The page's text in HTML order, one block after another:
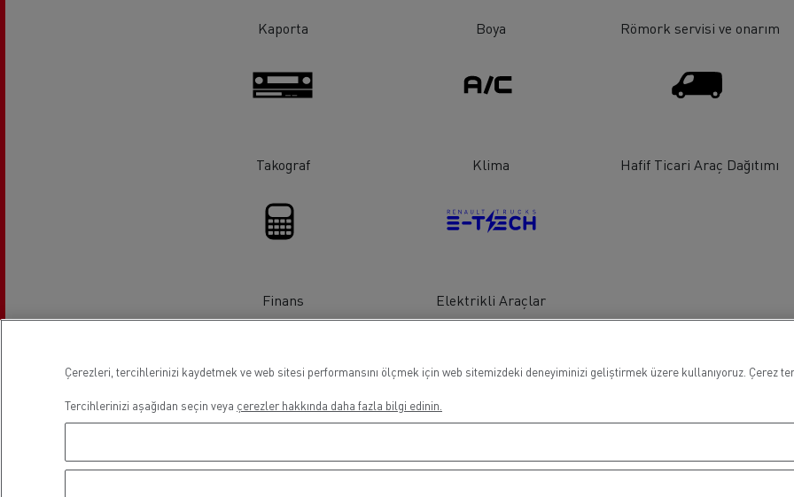
Kaporta Boya Römork servisi ve onarım
Takograf Klima Hafif Ticari Araç Dağıtımı
Finans Elektrikli Araçlar
Lokasyon
Çerezleri, tercihlerinizi kaydetmek ve web sitesi performansını ölçmek için web sitemizdeki deneyiminizi geliştirmek üzere kullanıyoruz.
Tercihlerinizi aşağıdan seçin veya çerezler hakkında daha fazla bilgi edinin.